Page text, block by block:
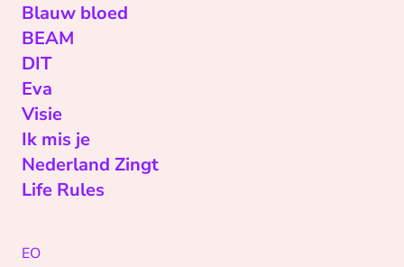
Blauw bloed
BEAM
DIT
Eva
Visie
Ik mis je
Nederland Zingt
Life Rules
EO